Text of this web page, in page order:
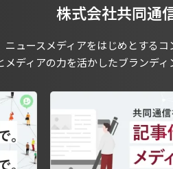
株式会社共同通
ュースメディアをはじめとする
メディアの力を活かしたブランデ